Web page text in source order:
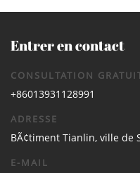
Entrer en contact
CONSULTATION
+86013931128991
ADRESSE
BÃ¢timent Tianlin, ville de
E-MAIL